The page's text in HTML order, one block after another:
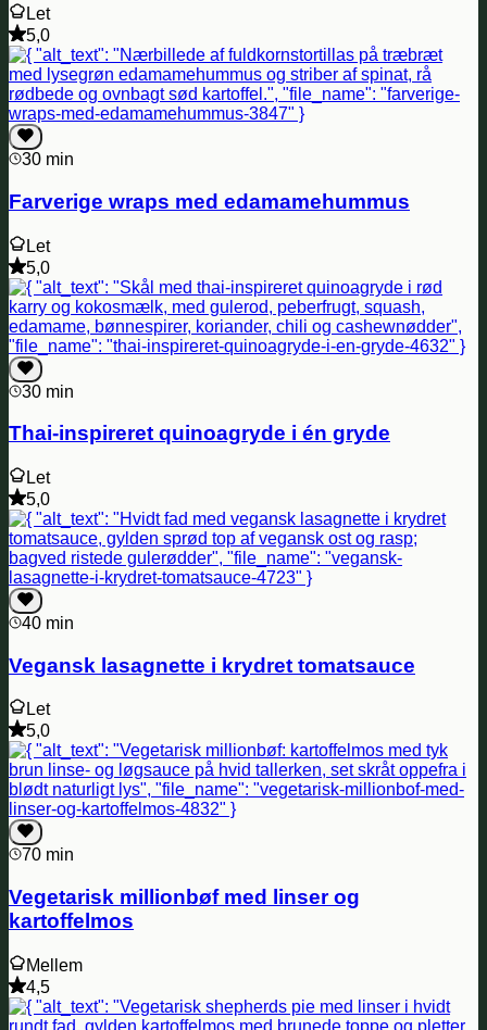
Let
5,0
30 min
Farverige wraps med edamamehummus
Let
5,0
30 min
Thai-inspireret quinoagryde i én gryde
Let
5,0
40 min
Vegansk lasagnette i krydret tomatsauce
Let
5,0
70 min
Vegetarisk millionbøf med linser og
kartoffelmos
Mellem
4,5